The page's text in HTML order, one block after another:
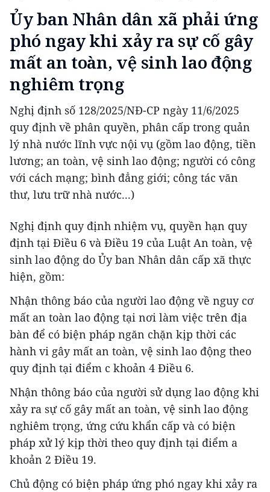
Ủy ban Nhân dân xã phải ứng
phó ngay khi xảy ra sự cố gây
mất an toàn, vệ sinh lao động
nghiêm trọng
Nghị định số 128/2025/NĐ-CP ngày 11/6/2025
quy định về phân quyền, phân cấp trong quản
lý nhà nước lĩnh vực nội vụ (gồm lao động, tiền
lương; an toàn, vệ sinh lao động; người có công
với cách mạng; bình đẳng giới; công tác văn
thư, lưu trữ nhà nước...)
Nghị định quy định nhiệm vụ, quyền hạn quy
định tại Điều 6 và Điều 19 của Luật An toàn, vệ
sinh lao động do Ủy ban Nhân dân cấp xã thực
hiện, gồm:
Nhận thông báo của người lao động về nguy cơ
mất an toàn lao động tại nơi làm việc trên địa
bàn để có biện pháp ngăn chặn kịp thời các
hành vi gây mất an toàn, vệ sinh lao động theo
quy định tại điểm c khoản 4 Điều 6.
Nhận thông báo của người sử dụng lao động khi
xảy ra sự cố gây mất an toàn, vệ sinh lao động
nghiêm trọng, ứng cứu khẩn cấp và có biện
pháp xử lý kịp thời theo quy định tại điểm a
khoản 2 Điều 19.
Chủ động có biện pháp ứng phó ngay khi xảy ra